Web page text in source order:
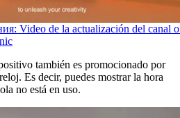
Video de la actualización del canal
también es promocionado por
Es decir, puedes mostrar la hora
no está en uso.